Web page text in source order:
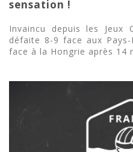
sensation !
Invaincu depuis les Jeux
défaite 8-9 face aux Pays-
face à la Hongrie après 14